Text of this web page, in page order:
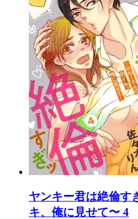
ヤンキー君は絶倫す
キ、俺に見せて〜 4